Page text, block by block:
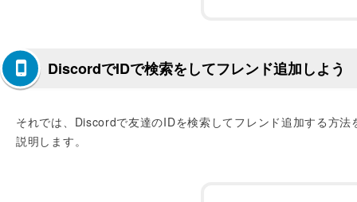
DiscordでIDで検索をしてフレンド追加しよう
それでは、Discordで友達のIDを検索してフレンド追加する方法
説明します。